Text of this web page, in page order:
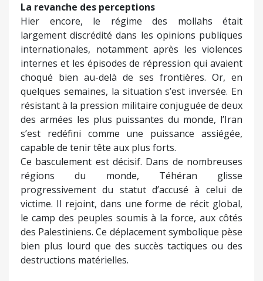
La revanche des perceptions
Hier encore, le régime des mollahs était
largement discrédité dans les opinions publiques
internationales, notamment après les violences
internes et les épisodes de répression qui avaient
choqué bien au-delà de ses frontières. Or, en
quelques semaines, la situation s’est inversée. En
résistant à la pression militaire conjuguée de deux
des armées les plus puissantes du monde, l’Iran
s’est redéfini comme une puissance assiégée,
capable de tenir tête aux plus forts.
Ce basculement est décisif. Dans de nombreuses
régions du monde, Téhéran glisse
progressivement du statut d’accusé à celui de
victime. Il rejoint, dans une forme de récit global,
le camp des peuples soumis à la force, aux côtés
des Palestiniens. Ce déplacement symbolique pèse
bien plus lourd que des succès tactiques ou des
destructions matérielles.